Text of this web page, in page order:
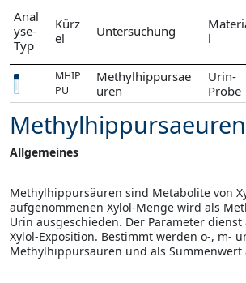
Anal
yse-
Typ
Kürz
el
Untersuchung
l
MHIP
PU
Methylhippursae
uren
Urin-
Probe
Methylhippursaeuren
Allgemeines
Methylhippursäuren sind Metabolite von
aufgenommenen Xylol-Menge wird als
Urin ausgeschieden. Der Parameter
Xylol-Exposition. Bestimmt werden o-, m-
Methylhippursäuren und als Summenwert